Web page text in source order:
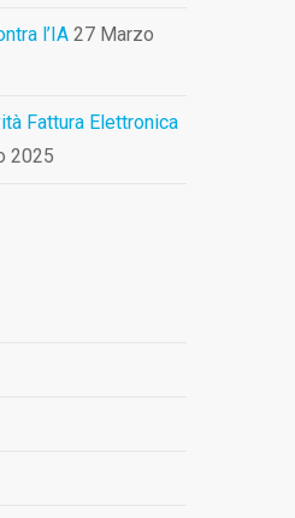
l’IA 27 Marzo
Fattura Elettronica
2025